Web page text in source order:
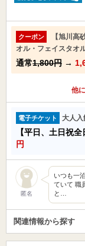
クーポン
【旭川高
オル・フェイスタオ
通常1,800円 →
他
電子チケット 大人入
【平日、土日祝
円
匿名
いつも一
ていて 職
と…
関連情報から探す